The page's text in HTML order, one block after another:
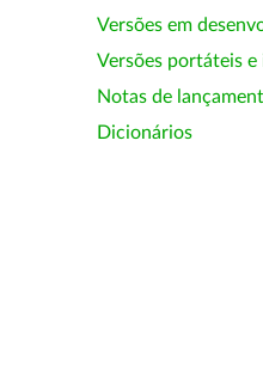
Versões em
Versões portáteis e
Notas de
Dicionários